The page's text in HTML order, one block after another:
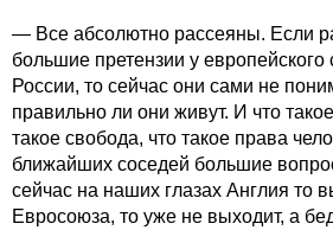
— Все абсолютно рассеяны. Если
большие претензии у
России, то сейчас они сами не
правильно ли они живут. И что
такое свобода, что такое права
ближайших соседей большие
сейчас на наших глазах Англия то
Евросоюза, то уже не выходит, а